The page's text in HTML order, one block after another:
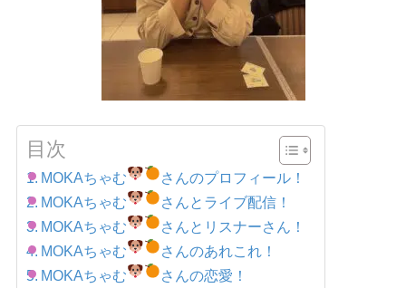
目次
MOKAちゃむ
さんのプロフィール！
MOKAちゃむ
さんとライブ配信！
MOKAちゃむ
さんとリスナーさん！
MOKAちゃむ
さんのあれこれ！
MOKAちゃむ
さんの恋愛！